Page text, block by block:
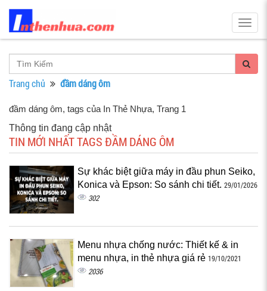
Trang chủ đầm dáng ôm
đầm dáng ôm, tags của In Thẻ Nhựa, Trang 1
Thông tin đang cập nhật
TIN MỚI NHẤT TAGS ĐẦM DÁNG ÔM
Sự khác biệt giữa máy in đầu phun Seiko,
Konica và Epson: So sánh chi tiết. 29/01/2026
302
Menu nhựa chống nước: Thiết kế & in
menu nhựa, in thẻ nhựa giá rẻ 19/10/2021
2036